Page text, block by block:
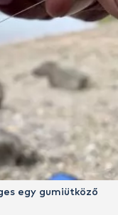
egy gumiütköző